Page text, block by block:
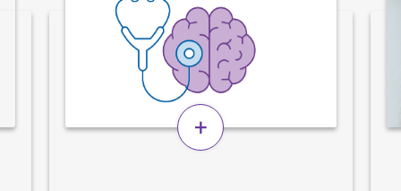
+